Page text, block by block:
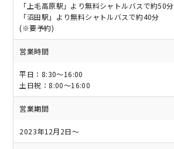
「上毛高原駅」より無料シャトルバスで約50分
「沼田駅」より無料シャトルバスで約40分
(※要予約)
営業時間
平日：8:30～16:00
土日祝：8:00～16:00
営業期間
2023年12月2日～